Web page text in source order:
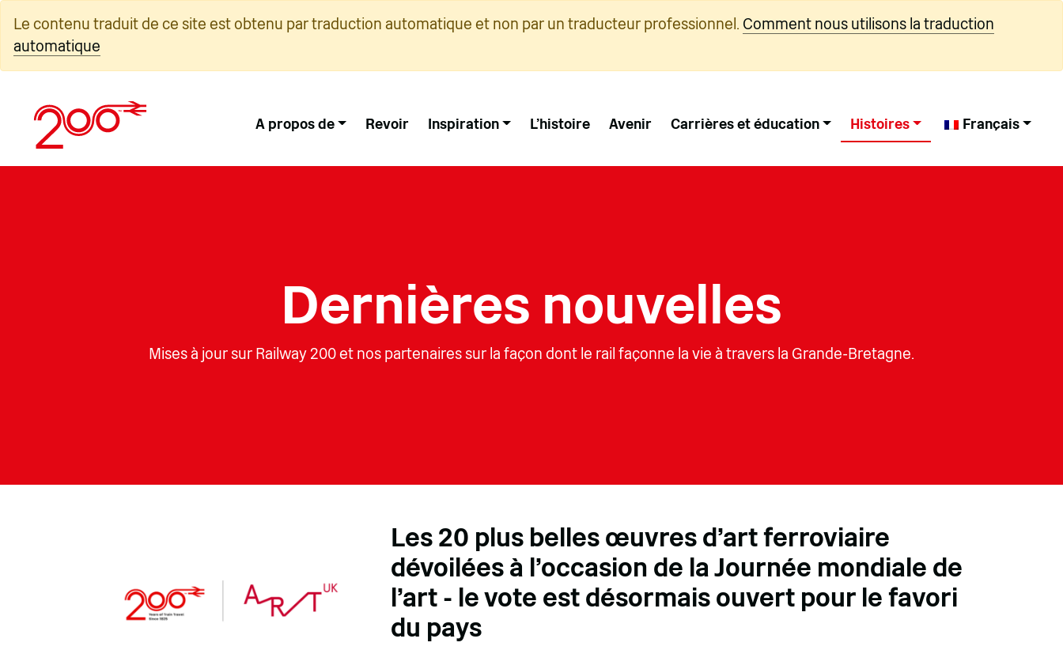
content
Le contenu traduit de ce site est obtenu par traduction automatique et non par un traducteur professionnel. Comment nous utilisons la traduction
automatique
A propos de Revoir Inspiration L'histoire Avenir Carrières et éducation Histoires Français
Dernières nouvelles
Mises à jour sur Railway 200 et nos partenaires sur la façon dont le rail façonne la vie à travers la Grande-Bretagne.
Les 20 plus belles œuvres d'art ferroviaire
dévoilées à l'occasion de la Journée mondiale de
l'art - le vote est désormais ouvert pour le favori
du pays